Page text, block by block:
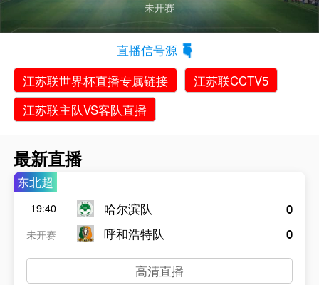
未开赛
直播信号源
江苏联世界杯直播专属链接
江苏联CCTV5
江苏联主队VS客队直播
最新直播
东北超
19:40
未开赛
哈尔滨队
呼和浩特队
0
0
高清直播